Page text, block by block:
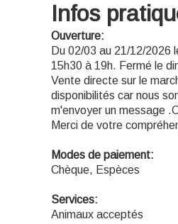
Infos
Ouverture:
Du 02/03 au 21/12/2026
15h30 à 19h. Fermé le
Vente directe sur le
disponibilités car nous
m'envoyer un message
Merci de votre
Modes de paiement:
Chèque, Espèces
Services:
Animaux acceptés